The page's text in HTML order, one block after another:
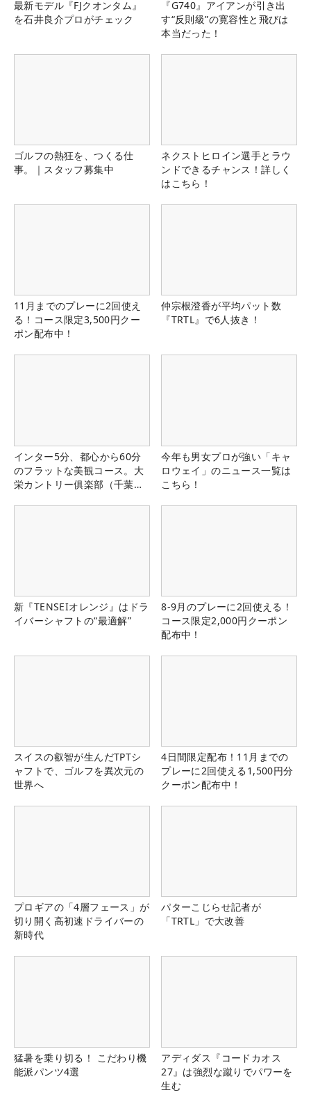
最新モデル『FJクオンタム』
を石井良介プロがチェック
『G740』アイアンが引き出
す“反則級”の寛容性と飛びは
本当だった！
ゴルフの熱狂を、つくる仕
事。｜スタッフ募集中
ネクストヒロイン選手とラウ
ンドできるチャンス！詳しく
はこちら！
11月までのプレーに2回使え
る！コース限定3,500円クー
ポン配布中！
仲宗根澄香が平均パット数
『TRTL』で6人抜き！
インター5分、都心から60分
のフラットな美観コース。大
栄カントリー俱楽部（千葉
今年も男女プロが強い「キャ
ロウェイ」のニュース一覧は
こちら！
新『TENSEIオレンジ』はドラ
イバーシャフトの“最適解”
8-9月のプレーに2回使える！
コース限定2,000円クーポン
配布中！
スイスの叡智が生んだTPTシ
ャフトで、ゴルフを異次元の
世界へ
4日間限定配布！11月までの
プレーに2回使える1,500円分
クーポン配布中！
プロギアの「4層フェース」が
切り開く高初速ドライバーの
新時代
パターこじらせ記者が
「TRTL」で大改善
猛暑を乗り切る！ こだわり機
能派パンツ4選
アディダス『コードカオス
27』は強烈な蹴りでパワーを
生む